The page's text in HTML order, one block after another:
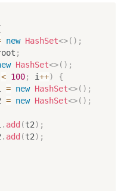
new HashSet<>( ) ;
;
HashSet<>( ) ;
< 100; i++)
{
= new HashSet<>( ) ;
= new HashSet<>( ) ;
. add (t2) ;
. add (t2) ;